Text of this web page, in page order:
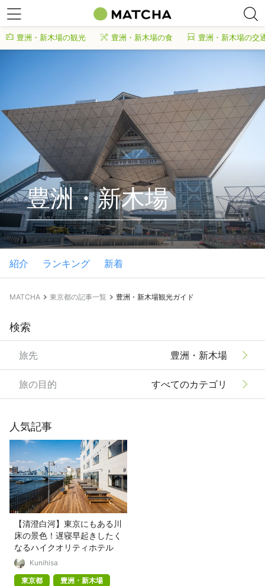
豊洲・新木場の観光 豊洲・新木場の食 豊洲・新木場の交
豊洲・新木場
紹介 ランキング 新着
MATCHA 東京都の記事一覧 豊洲・新木場観光ガイド
検索
旅先 豊洲・新木場
旅の目的 すべてのカテゴリ
人気記事
【清澄白河】東京にもある川
床の景色！遅寝早起きしたく
なるハイクオリティホテル
Kunihisa
東京都
豊洲・新木場